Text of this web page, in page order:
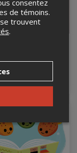
Montréal, QC
consentez
de témoins.
trouvent
.